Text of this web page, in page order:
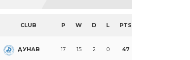
CLUB P W D L PTS
ДУНАВ 17 15 2 0 47